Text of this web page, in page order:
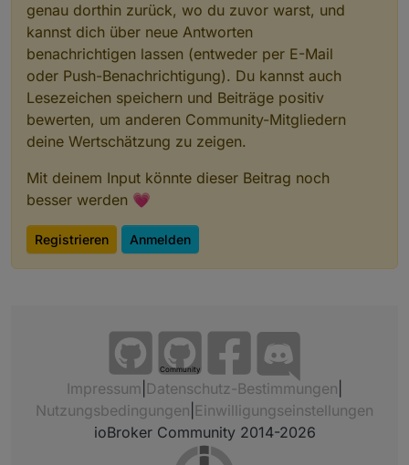
genau dorthin zurück, wo du zuvor warst, und
kannst dich über neue Antworten
benachrichtigen lassen (entweder per E-Mail
oder Push-Benachrichtigung). Du kannst auch
Lesezeichen speichern und Beiträge positiv
bewerten, um anderen Community-Mitgliedern
deine Wertschätzung zu zeigen.
Mit deinem Input könnte dieser Beitrag noch
besser werden 💗
Registrieren Anmelden
Community
Impressum Datenschutz-Bestimmungen
Nutzungsbedingungen Einwilligungseinstellungen
ioBroker Community 2014-2026